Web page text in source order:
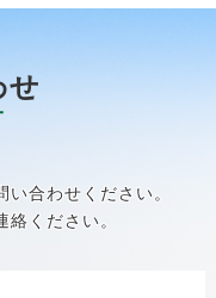
せ
合わせください。
ください。